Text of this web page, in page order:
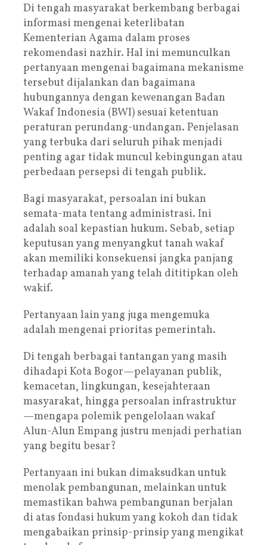
Di tengah masyarakat berkembang berbagai
informasi mengenai keterlibatan
Kementerian Agama dalam proses
rekomendasi nazhir. Hal ini memunculkan
pertanyaan mengenai bagaimana mekanisme
tersebut dijalankan dan bagaimana
hubungannya dengan kewenangan Badan
Wakaf Indonesia (BWI) sesuai ketentuan
peraturan perundang-undangan. Penjelasan
yang terbuka dari seluruh pihak menjadi
penting agar tidak muncul kebingungan atau
perbedaan persepsi di tengah publik.
Bagi masyarakat, persoalan ini bukan
semata-mata tentang administrasi. Ini
adalah soal kepastian hukum. Sebab, setiap
keputusan yang menyangkut tanah wakaf
akan memiliki konsekuensi jangka panjang
terhadap amanah yang telah dititipkan oleh
wakif.
Pertanyaan lain yang juga mengemuka
adalah mengenai prioritas pemerintah.
Di tengah berbagai tantangan yang masih
dihadapi Kota Bogor—pelayanan publik,
kemacetan, lingkungan, kesejahteraan
masyarakat, hingga persoalan infrastruktur
—mengapa polemik pengelolaan wakaf
Alun-Alun Empang justru menjadi perhatian
yang begitu besar?
Pertanyaan ini bukan dimaksudkan untuk
menolak pembangunan, melainkan untuk
memastikan bahwa pembangunan berjalan
di atas fondasi hukum yang kokoh dan tidak
mengabaikan prinsip-prinsip yang mengikat